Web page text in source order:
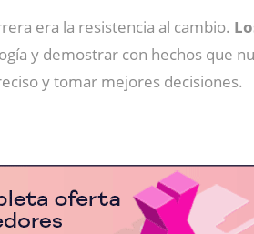
era la resistencia al cambio.
y demostrar con hechos que
y tomar mejores decisiones.